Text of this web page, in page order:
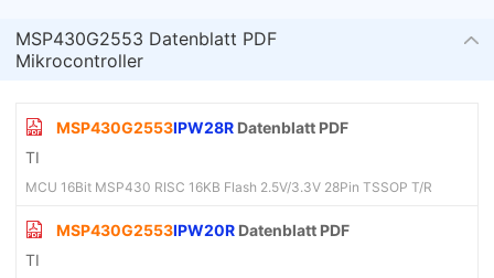
MSP430G2553 Datenblatt PDF
Mikrocontroller
MSP430G2553IPW28R Datenblatt PDF
TI
MCU 16Bit MSP430 RISC 16KB Flash 2.5V/3.3V 28Pin TSSOP T/R
MSP430G2553IPW20R Datenblatt PDF
TI